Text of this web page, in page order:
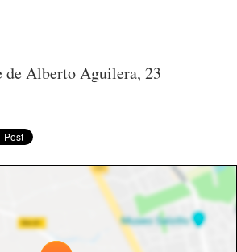
de Alberto Aguilera, 23